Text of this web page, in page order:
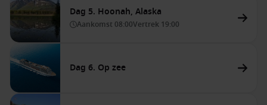
Dag 5. Hoonah, Alaska
Aankomst 08:00Vertrek 19:00
Dag 6. Op zee